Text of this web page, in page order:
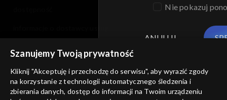
Nie pokazuj
ANULUJ
Szanujemy Twoją prywatność
Kliknij "Akceptuję i przechodzę do serwisu", aby wyrazić zgody
na korzystanie z technologii automatycznego śledzenia i
zbierania danych, dostęp do informacji na Twoim urządzeniu